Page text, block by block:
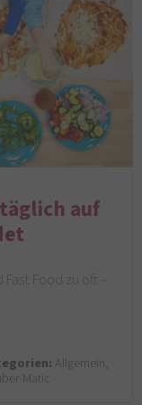
auf
Food zu oft –
Allgemein,
Matic